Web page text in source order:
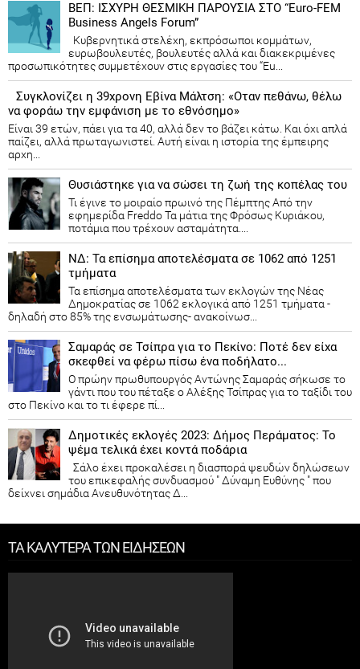
ΒΕΠ: ΙΣΧΥΡΗ ΘΕΣΜΙΚΗ ΠΑΡΟΥΣΙΑ ΣΤΟ “Euro-FEM
Business Angels Forum”
Κυβερνητικά στελέχη, εκπρόσωποι κομμάτων,
ευρωβουλευτές, βουλευτές αλλά και διακεκριμένες
προσωπικότητες συμμετέχουν στις εργασίες του “Eu...
Συγκλονίζει η 39χρονη Εβίνα Μάλτση: «Οταν πεθάνω, θέλω
να φοράω την εμφάνιση με το εθνόσημο»
Είναι 39 ετών, πάει για τα 40, αλλά δεν το βάζει κάτω. Και όχι απλά
παίζει, αλλά πρωταγωνιστεί. Αυτή είναι η ιστορία της έμπειρης
αρχη...
Θυσιάστηκε για να σώσει τη ζωή της κοπέλας του
Τι έγινε το μοιραίο πρωινό της Πέμπτης Από την
εφημερίδα Freddo Τα μάτια της Φρόσως Κυριάκου,
ποτάμια που τρέχουν ασταμάτητα....
ΝΔ: Τα επίσημα αποτελέσματα σε 1062 από 1251
τμήματα
Τα επίσημα αποτελέσματα των εκλογών της Νέας
Δημοκρατίας​ σε 1062 εκλογικά από 1251 τμήματα -
δηλαδή στο 85% της ενσωμάτωσης- ανακοίνωσ...
Σαμαράς σε Τσίπρα για το Πεκίνο: Ποτέ δεν είχα
σκεφθεί να φέρω πίσω ένα ποδήλατο...
Ο πρώην πρωθυπουργός Αντώνης Σαμαράς σήκωσε το
γάντι που του πέταξε ο Αλέξης Τσίπρας για το ταξίδι του
στο Πεκίνο και το τι έφερε πί...
Δημοτικές εκλογές 2023: Δήμος Περάματος: Το
ψέμα τελικά έχει κοντά ποδάρια
Σάλο έχει προκαλέσει η διασπορά ψευδών δηλώσεων
του επικεφαλής συνδυασμού " Δύναμη Ευθύνης " που
δείχνει σημάδια Ανευθυνότητας Δ...
ΤΑ ΚΑΛΥΤΕΡΑ ΤΩΝ ΕΙΔΗΣΕΩΝ